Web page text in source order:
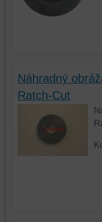
Náhradný
Ratch-Cut